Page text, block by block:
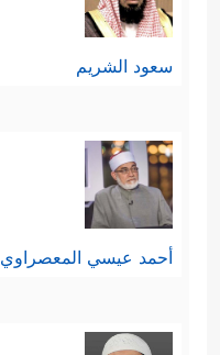
سعود الشريم
أحمد عيسي المعصراوي